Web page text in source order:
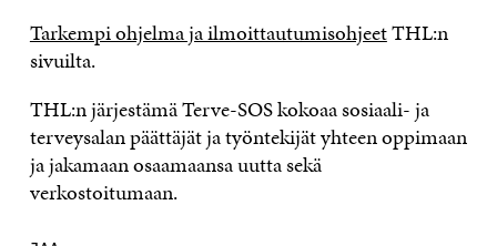
Tarkempi ohjelma ja ilmoittautumisohjeetTHL:n
sivuilta.
THL:n järjestämä Terve-SOS kokoaa sosiaali- ja
terveysalan päättäjät ja työntekijät yhteen oppimaan
ja jakamaan osaamaansa uutta sekä
verkostoitumaan.